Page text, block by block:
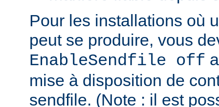
Pour les installations où
peut se produire, vous
EnableSendfile off
mise à disposition de
sendfile. (Note : il est